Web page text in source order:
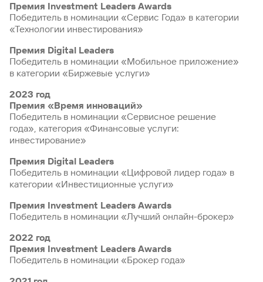
Премия Investment Leaders Awards
Победитель в номинации «Сервис Года» в категории
«Технологии инвестирования»
Премия Digital Leaders
Победитель в номинации «Мобильное приложение»
в категории «Биржевые услуги»
2023 год
Премия «Время инноваций»
Победитель в номинации «Сервисное решение
года», категория «Финансовые услуги:
инвестирование»
Премия Digital Leaders
Победитель в номинации «Цифровой лидер года» в
категории «Инвестиционные услуги»
Премия Investment Leaders Awards
Победитель в номинации «Лучший онлайн-брокер»
2022 год
Премия Investment Leaders Awards
Победитель в номинации «Брокер года»